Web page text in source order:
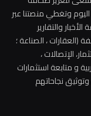
وتغطي منصتنا عبر
والتقارير
(العقارات ، الصناعة ؛
الإتصالات ،
و متابعة استثمارات
نجاحاتهم